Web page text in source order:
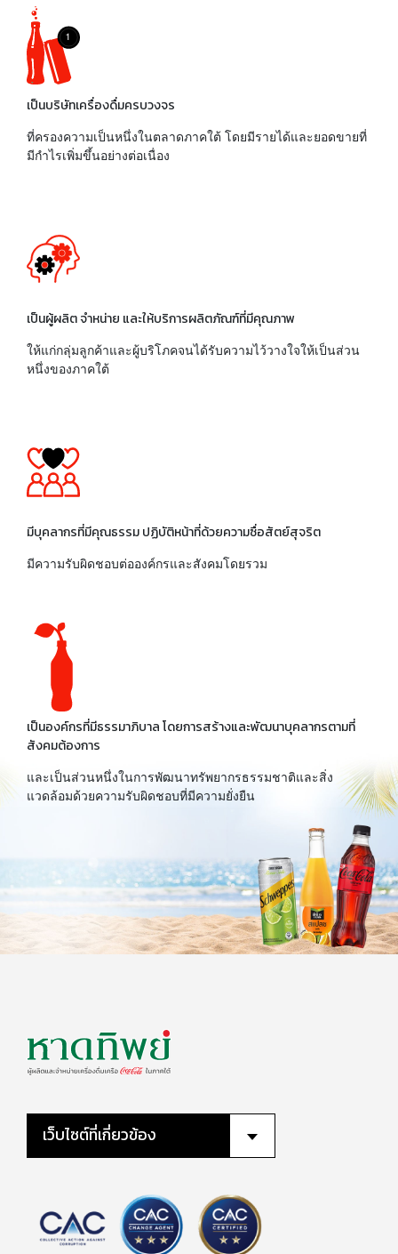
เป็นบริษัทเครื่องดื่มครบวงจร
ที่ครองความเป็นหนึ่งในตลาดภาคใต้ โดยมีรายได้และยอดขายที่
มีกำไรเพิ่มขึ้นอย่างต่อเนื่อง
เป็นผู้ผลิต จำหน่าย และให้บริการผลิตภัณฑ์ที่มีคุณภาพ
ให้แก่กลุ่มลูกค้าและผู้บริโภคจนได้รับความไว้วางใจให้เป็นส่วน
หนึ่งของภาคใต้
มีบุคลากรที่มีคุณธรรม ปฏิบัติหน้าที่ด้วยความซื่อสัตย์สุจริต
มีความรับผิดชอบต่อองค์กรและสังคมโดยรวม
เป็นองค์กรที่มีธรรมาภิบาล โดยการสร้างและพัฒนาบุคลากรตามที่
สังคมต้องการ
และเป็นส่วนหนึ่งในการพัฒนาทรัพยากรธรรมชาติและสิ่ง
แวดล้อมด้วยความรับผิดชอบที่มีความยั่งยืน
เว็บไซต์ที่เกี่ยวข้อง